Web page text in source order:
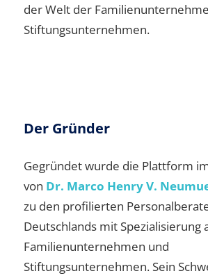
der Welt der
Stiftungsunternehmen.
Der Gründer
Gegründet wurde die Plattform
von Dr. Marco Henry V.
zu den profilierten
Deutschlands mit Spezialisierung
Familienunternehmen und
Stiftungsunternehmen. Sein